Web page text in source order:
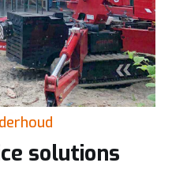
solutions